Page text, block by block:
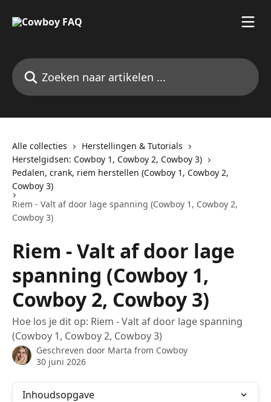
Zoeken naar artikelen ...
Alle collecties
Herstellingen & Tutorials
Herstelgidsen: Cowboy 1, Cowboy 2, Cowboy 3)
Pedalen, crank, riem herstellen (Cowboy 1, Cowboy 2,
Cowboy 3)
Riem - Valt af door lage spanning (Cowboy 1, Cowboy 2,
Cowboy 3)
Riem - Valt af door lage
spanning (Cowboy 1,
Cowboy 2, Cowboy 3)
Hoe los je dit op: Riem - Valt af door lage spanning
(Cowboy 1, Cowboy 2, Cowboy 3)
Geschreven door Marta from Cowboy
30 juni 2026
Inhoudsopgave